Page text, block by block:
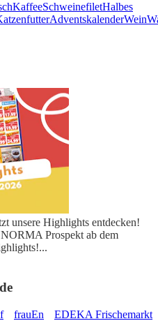
KaffeeSchweinefiletHalbes
AdventskalenderWein
unsere Highlights entdecken!
Prospekt ab dem
...
frauEn
EDEKA Frischemarkt